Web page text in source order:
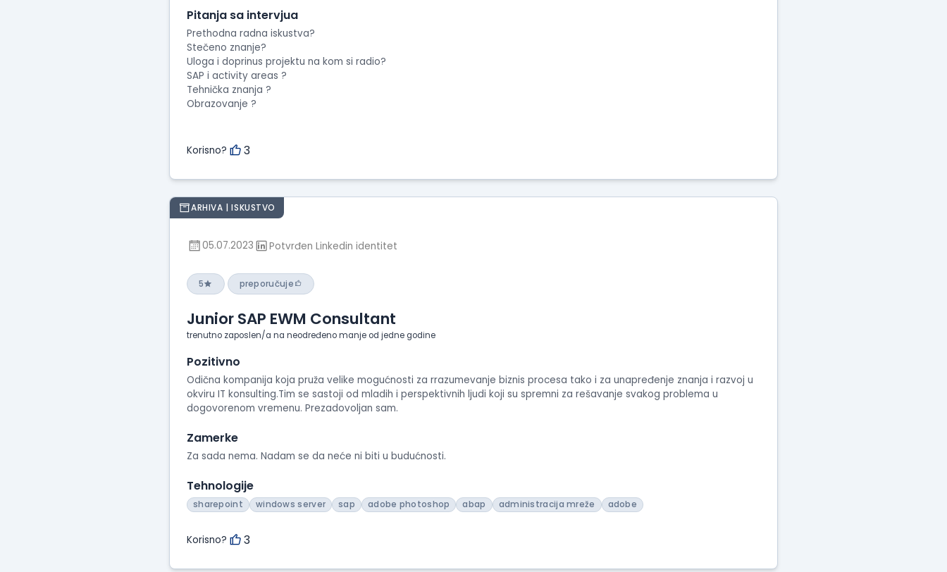
Pitanja sa intervjua
Prethodna radna iskustva?
Stečeno znanje?
Uloga i doprinus projektu na kom si radio?
SAP i activity areas ?
Tehnička znanja ?
Obrazovanje ?
Korisno? 3
ARHIVA | ISKUSTVO
05.07.2023 Potvrđen Linkedin identitet
5 preporučuje
Junior SAP EWM Consultant
trenutno zaposlen/a na neodređeno manje od jedne godine
Pozitivno
Odična kompanija koja pruža velike mogućnosti za rrazumevanje biznis procesa tako i za unapređenje znanja i razvoj u
okviru IT konsulting.Tim se sastoji od mladih i perspektivnih ljudi koji su spremni za rešavanje svakog problema u
dogovorenom vremenu. Prezadovoljan sam.
Zamerke
Za sada nema. Nadam se da neće ni biti u budućnosti.
Tehnologije
sharepoint windows server sap adobe photoshop abap administracija mreže adobe
Korisno? 3